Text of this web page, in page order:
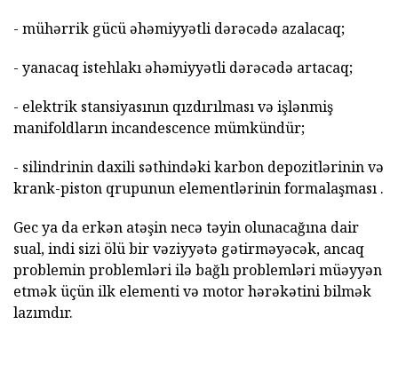
- mühərrik gücü əhəmiyyətli dərəcədə azalacaq;
- yanacaq istehlakı əhəmiyyətli dərəcədə artacaq;
- elektrik stansiyasının qızdırılması və işlənmiş
manifoldların incandescence mümkündür;
- silindrinin daxili səthindəki karbon depozitlərinin və
krank-piston qrupunun elementlərinin formalaşması .
Gec ya da erkən atəşin necə təyin olunacağına dair
sual, indi sizi ölü bir vəziyyətə gətirməyəcək, ancaq
problemin problemləri ilə bağlı problemləri müəyyən
etmək üçün ilk elementi və motor hərəkətini bilmək
lazımdır.